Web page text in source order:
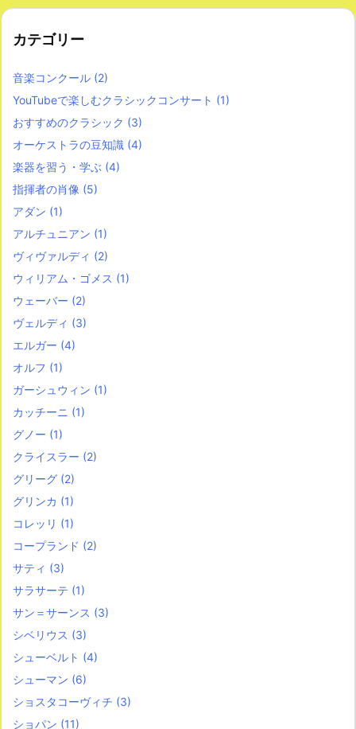
カテゴリー
音楽コンクール (2)
YouTubeで楽しむクラシックコンサート (1)
おすすめのクラシック (3)
オーケストラの豆知識 (4)
楽器を習う・学ぶ (4)
指揮者の肖像 (5)
アダン (1)
アルチュニアン (1)
ヴィヴァルディ (2)
ウィリアム・ゴメス (1)
ウェーバー (2)
ヴェルディ (3)
エルガー (4)
オルフ (1)
ガーシュウィン (1)
カッチーニ (1)
グノー (1)
クライスラー (2)
グリーグ (2)
グリンカ (1)
コレッリ (1)
コープランド (2)
サティ (3)
サラサーテ (1)
サン＝サーンス (3)
シベリウス (3)
シューベルト (4)
シューマン (6)
ショスタコーヴィチ (3)
ショパン (11)